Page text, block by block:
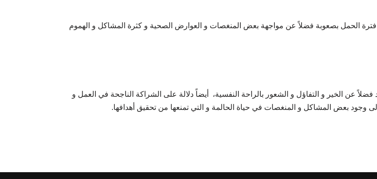
الحمل بصعوبة فضلاً عن مواجهة بعض المنغصات و العوارض الصحية و كثرة المشاكل و الهموم
عن الخير و التفاؤل و الشعور بالراحة النفسية، أيضاً دلالة على الشراكة الناجحة في العمل و
إلى وجود بعض المشاكل و المنغصات في حياة الحالمة و التي تمنعها من تحقيق أهدافها.